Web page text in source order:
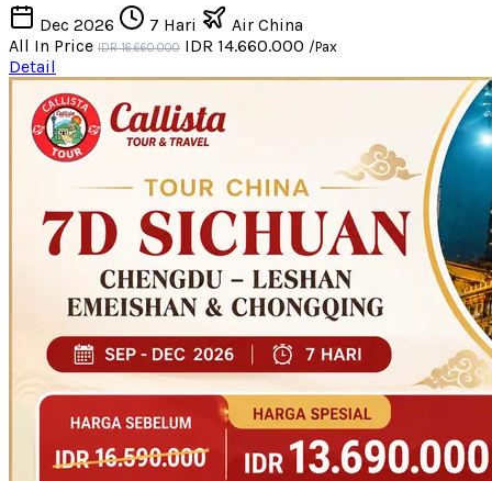
Dec 2026 7 Hari
Air China
All In Price IDR 16.660.000 IDR 14.660.000 /Pax
Detail